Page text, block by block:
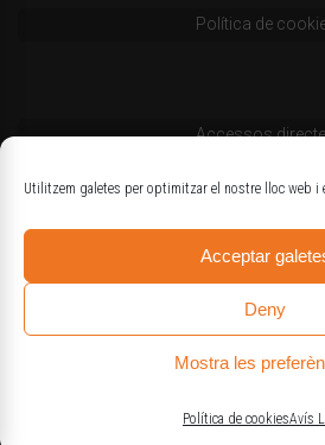
Utilitzem galetes per optimitzar el nostre lloc web i
Acceptar
Deny
Mostra les
Política de cookiesAvís
Política de
Accessos
Codi deontològic
Logotips oficials
© Col·legi d'Enginyers